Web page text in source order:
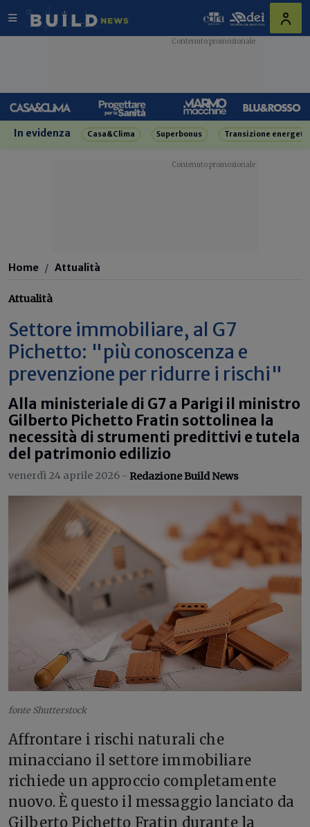
In evidenza Casa&Clima Superbonus Transizione
Home Attualità
Attualità
Settore immobiliare, al G7
Pichetto: "più conoscenza e
prevenzione per ridurre i rischi"
Alla ministeriale di G7 a Parigi il ministro
Gilberto Pichetto Fratin sottolinea la
necessità di strumenti predittivi e tutela
del patrimonio edilizio
venerdì 24 aprile 2026 - Redazione Build News
fonte Shutterstock
Affrontare i rischi naturali che
minacciano il settore immobiliare
richiede un approccio completamente
nuovo. È questo il messaggio lanciato da
Gilberto Pichetto Fratin durante la